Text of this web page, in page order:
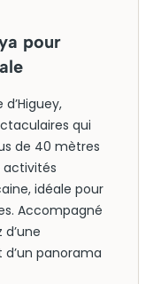
pour
qui
de 40 mètres
activités
idéale pour
Accompagné
panorama